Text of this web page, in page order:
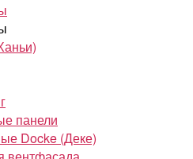
панели
Docke (Деке)